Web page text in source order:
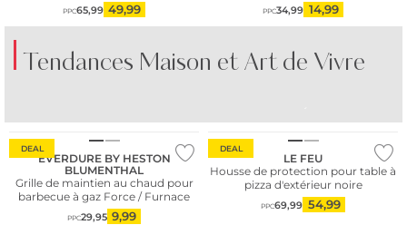
PPC65,99 49,99 PPC34,99 14,99
Tendances Maison et Art de Vivre
COLORÉE
DEAL
EVERDURE BY HESTON
BLUMENTHAL
Grille de maintien au chaud pour
barbecue à gaz Force / Furnace
PPC29,95 9,99
DEAL
LE FEU
Housse de protection pour table à
pizza d'extérieur noire
PPC69,99 54,99